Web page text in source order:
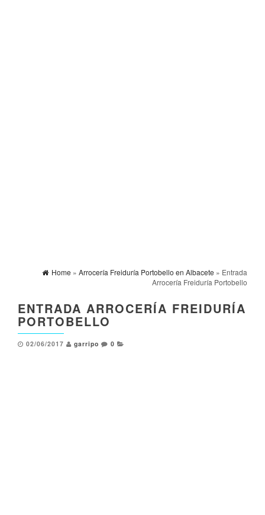
Home » Arrocería Freiduría Portobello en Albacete » Entrada
Arrocería Freiduría Portobello
ENTRADA ARROCERÍA FREIDURÍA
PORTOBELLO
02/06/2017 garripo 0